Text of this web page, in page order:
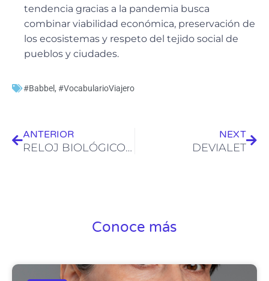
tendencia gracias a la pandemia busca
combinar viabilidad económica, preservación de
los ecosistemas y respeto del tejido social de
pueblos y ciudades.
#Babbel , #VocabularioViajero
ANTERIOR
RELOJ BIOLÓGICO FEMENINO
NEXT
DEVIALET
Conoce más